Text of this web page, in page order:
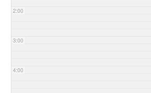
2:00
3:00
4:00